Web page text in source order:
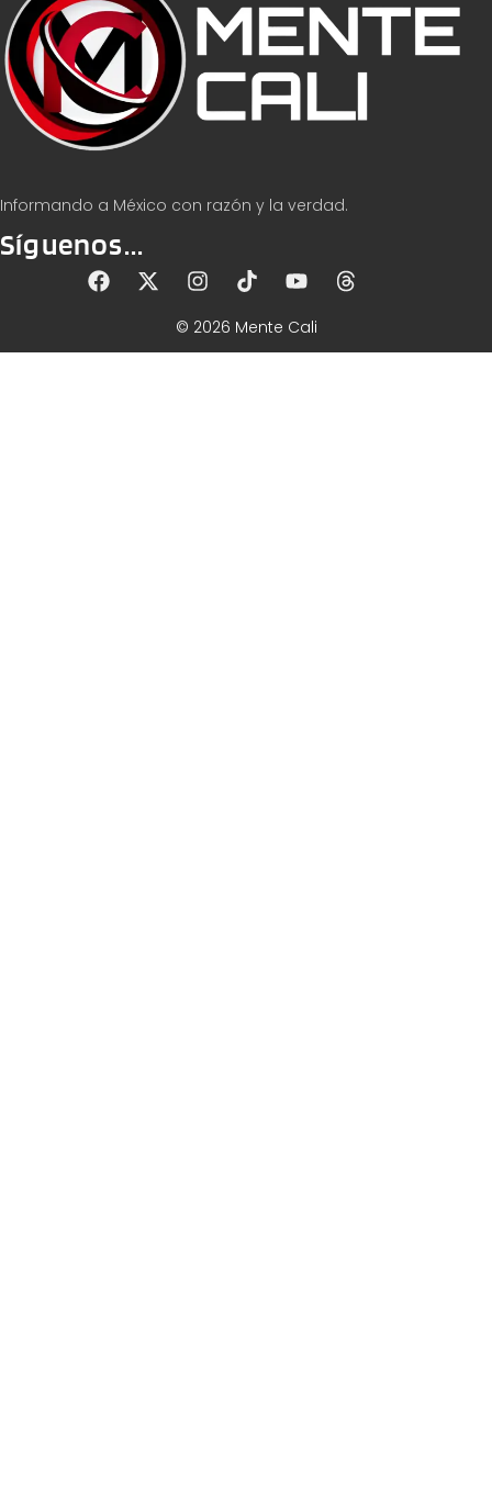
Informando a México con razón y la verdad.
Síguenos...
© 2026 Mente Cali